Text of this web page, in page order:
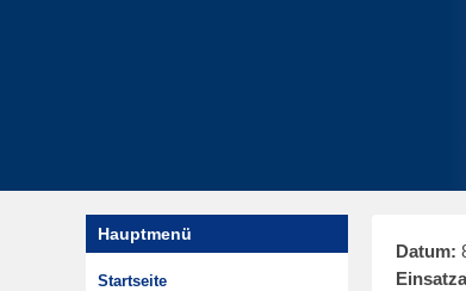
Datum:
Hauptmenü
Startseite